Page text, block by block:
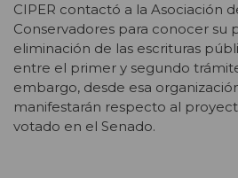
CIPER contactó a la Asociación
Conservadores para conocer su
eliminación de las escrituras
entre el primer y segundo
embargo, desde esa
manifestarán respecto al
votado en el Senado.